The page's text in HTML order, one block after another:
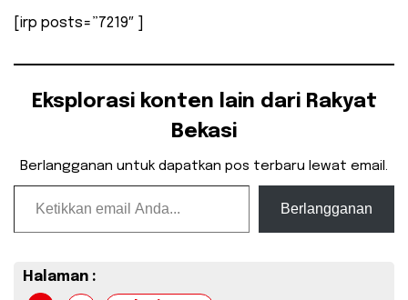
[irp posts=”7219″ ]
Eksplorasi konten lain dari Rakyat
Bekasi
Berlangganan untuk dapatkan pos terbaru lewat email.
Ketikkan email Anda...
Berlangganan
Halaman :